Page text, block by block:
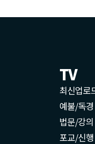
TV
최신업로
예불/독경
법문/강의
포교/신행